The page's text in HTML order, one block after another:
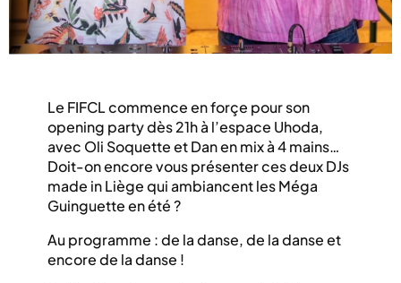
Le FIFCL commence en forçe pour son
opening party dès 21h à l’espace Uhoda,
avec Oli Soquette et Dan en mix à 4 mains…
Doit-on encore vous présenter ces deux DJs
made in Liège qui ambiancent les Méga
Guinguette en été ?
Au programme : de la danse, de la danse et
encore de la danse !